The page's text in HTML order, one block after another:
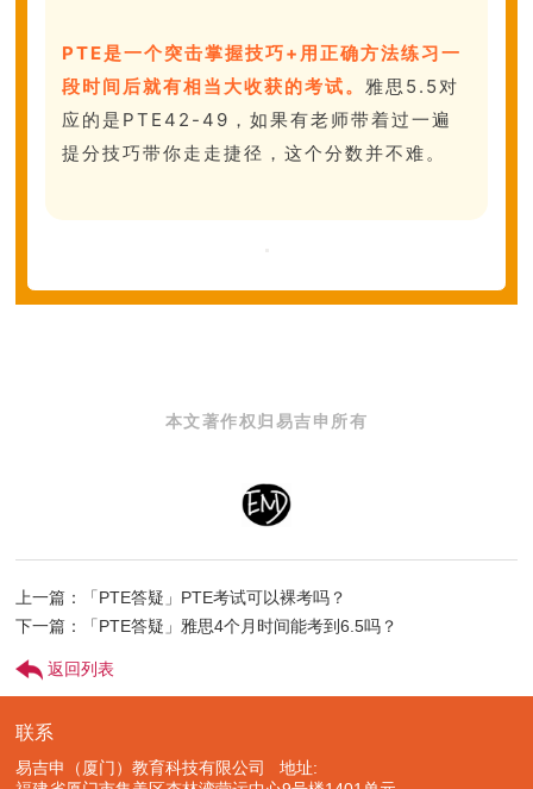
PTE是一个突击掌握技巧+用正确方法练习一
段时间后就有相当大收获的考试。雅思5.5对
应的是PTE42-49，如果有老师带着过一遍
提分技巧带你走走捷径，这个分数并不难。
本文著作权归易吉申所有
上一篇：「PTE答疑​」PTE考试可以裸考吗？
下一篇：「PTE答疑​」雅思4个月时间能考到6.5吗？
返回列表
联系
易吉申（厦门）教育科技有限公司 地址: